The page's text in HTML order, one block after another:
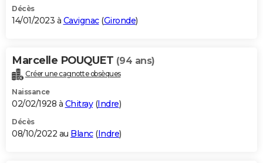
Décès
14/01/2023 à Cavignac(Gironde)
Marcelle POUQUET (94 ans)
Créer une cagnotte obsèques
Naissance
02/02/1928 à Chitray(Indre)
Décès
08/10/2022 au Blanc(Indre)